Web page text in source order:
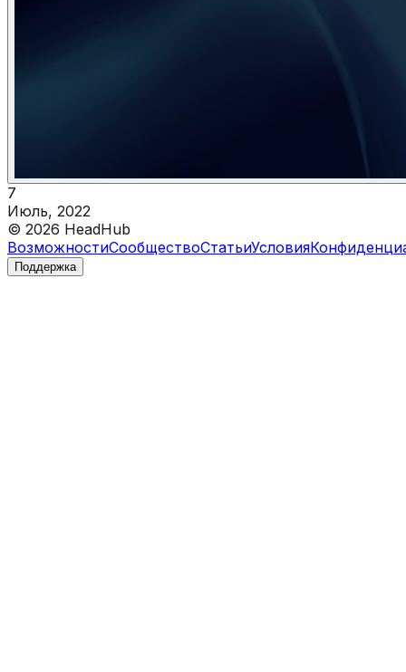
7
Июль, 2022
© 2026 HeadHub
ВозможностиСообществоСтатьиУсловия
Поддержка